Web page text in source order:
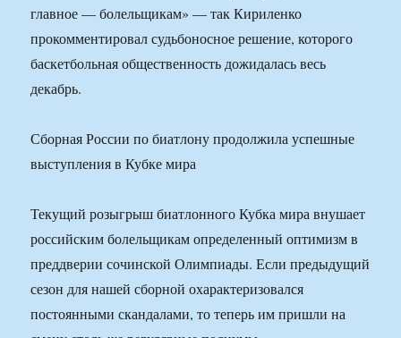
главное — болельщикам» — так Кириленко
прокомментировал судьбоносное решение, которого
баскетбольная общественность дожидалась весь
декабрь.
Сборная России по биатлону продолжила успешные
выступления в Кубке мира
Текущий розыгрыш биатлонного Кубка мира внушает
российским болельщикам определенный оптимизм в
преддверии сочинской Олимпиады. Если предыдущий
сезон для нашей сборной охарактеризовался
постоянными скандалами, то теперь им пришли на